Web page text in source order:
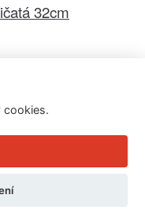
32cm
cookies.